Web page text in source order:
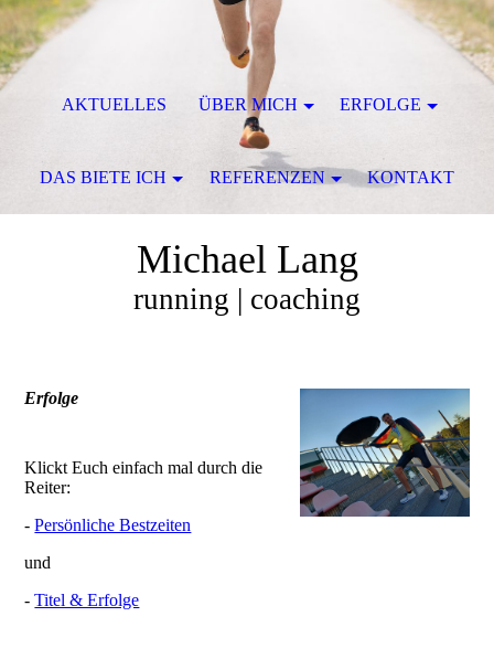
Michael Lang
running | coaching
Erfolge
Klickt Euch einfach mal durch die
Reiter:
-Persönliche Bestzeiten
und
-Titel & Erfolge
AKTUELLES ÜBER MICH ERFOLGE
DAS BIETE ICH REFERENZEN KONTAKT